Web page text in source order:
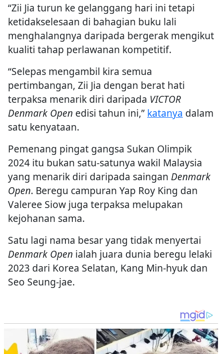
“Zii Jia turun ke gelanggang hari ini tetapi
ketidakselesaan di bahagian buku lali
menghalangnya daripada bergerak mengikut
kualiti tahap perlawanan kompetitif.
“Selepas mengambil kira semua
pertimbangan, Zii Jia dengan berat hati
terpaksa menarik diri daripada VICTOR
Denmark Open edisi tahun ini,” katanya dalam
satu kenyataan.
Pemenang pingat gangsa Sukan Olimpik
2024 itu bukan satu-satunya wakil Malaysia
yang menarik diri daripada saingan Denmark
Open. Beregu campuran Yap Roy King dan
Valeree Siow juga terpaksa melupakan
kejohanan sama.
Satu lagi nama besar yang tidak menyertai
Denmark Open ialah juara dunia beregu lelaki
2023 dari Korea Selatan, Kang Min-hyuk dan
Seo Seung-jae.